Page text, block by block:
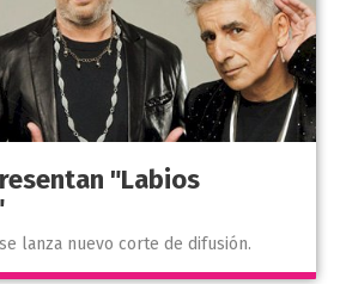
"Labios
lanza nuevo corte de difusión.